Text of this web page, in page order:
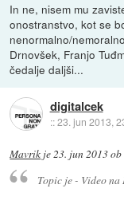
In ne, nisem mu
onostranstvo, kot se
nenormalno/
Drnovšek, Franjo
čedalje daljši...
digitalcek
::23. jun 2013,
Mavrik je 23. jun 2013
Topic je - Video na